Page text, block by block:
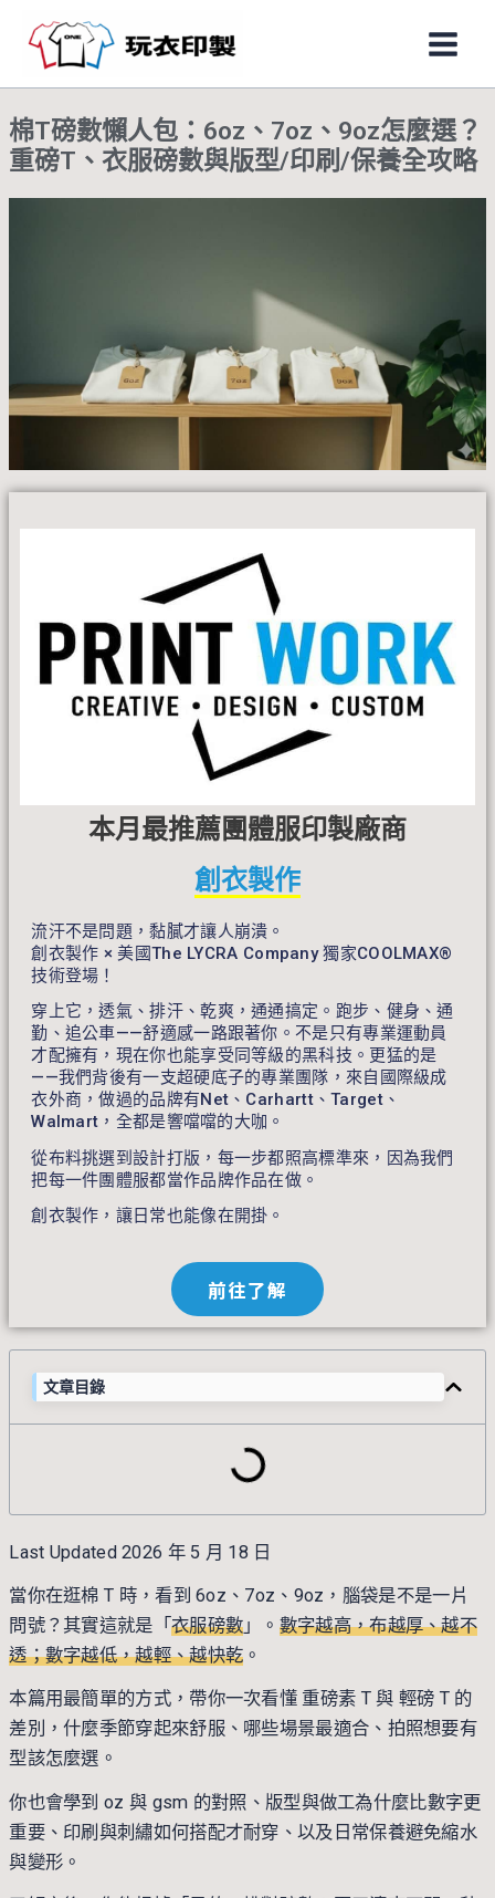
內
容
Main
棉T磅數懶人包：6oz、7oz、9oz怎麼選？
重磅T、衣服磅數與版型/印刷/保養全攻略
本月最推薦團體服印製廠商
創衣製作
流汗不是問題，黏膩才讓人崩潰。
創衣製作 × 美國The LYCRA Company 獨家COOLMAX®
技術登場！
穿上它，透氣、排汗、乾爽，通通搞定。跑步、健身、通
勤、追公車——舒適感一路跟著你。不是只有專業運動員
才配擁有，現在你也能享受同等級的黑科技。更猛的是
——我們背後有一支超硬底子的專業團隊，來自國際級成
衣外商，做過的品牌有Net、Carhartt、Target、
Walmart，全都是響噹噹的大咖。
從布料挑選到設計打版，每一步都照高標準來，因為我們
把每一件團體服都當作品牌作品在做。
創衣製作，讓日常也能像在開掛。
前往了解
文章目錄
Last Updated 2026 年 5 月 18 日
當你在逛棉 T 時，看到 6oz、7oz、9oz，腦袋是不是一片
問號？其實這就是「衣服磅數 」。 數字越高，布越厚、越不
透；數字越低，越輕、越快乾 。
本篇用最簡單的方式，帶你一次看懂 重磅素 T 與 輕磅 T 的
差別，什麼季節穿起來舒服、哪些場景最適合、拍照想要有
型該怎麼選。
你也會學到 oz 與 gsm 的對照、版型與做工為什麼比數字更
重要、印刷與刺繡如何搭配才耐穿、以及日常保養避免縮水
與變形。